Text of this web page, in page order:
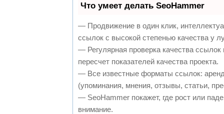
Что умеет делать SeoHammer
— Продвижение в один клик,
ссылок с высокой степенью качества у
— Регулярная проверка качества
пересчет показателей качества проекта.
— Все известные форматы ссылок:
(упоминания, мнения, отзывы, статьи,
— SeoHammer покажет, где рост или
внимание.